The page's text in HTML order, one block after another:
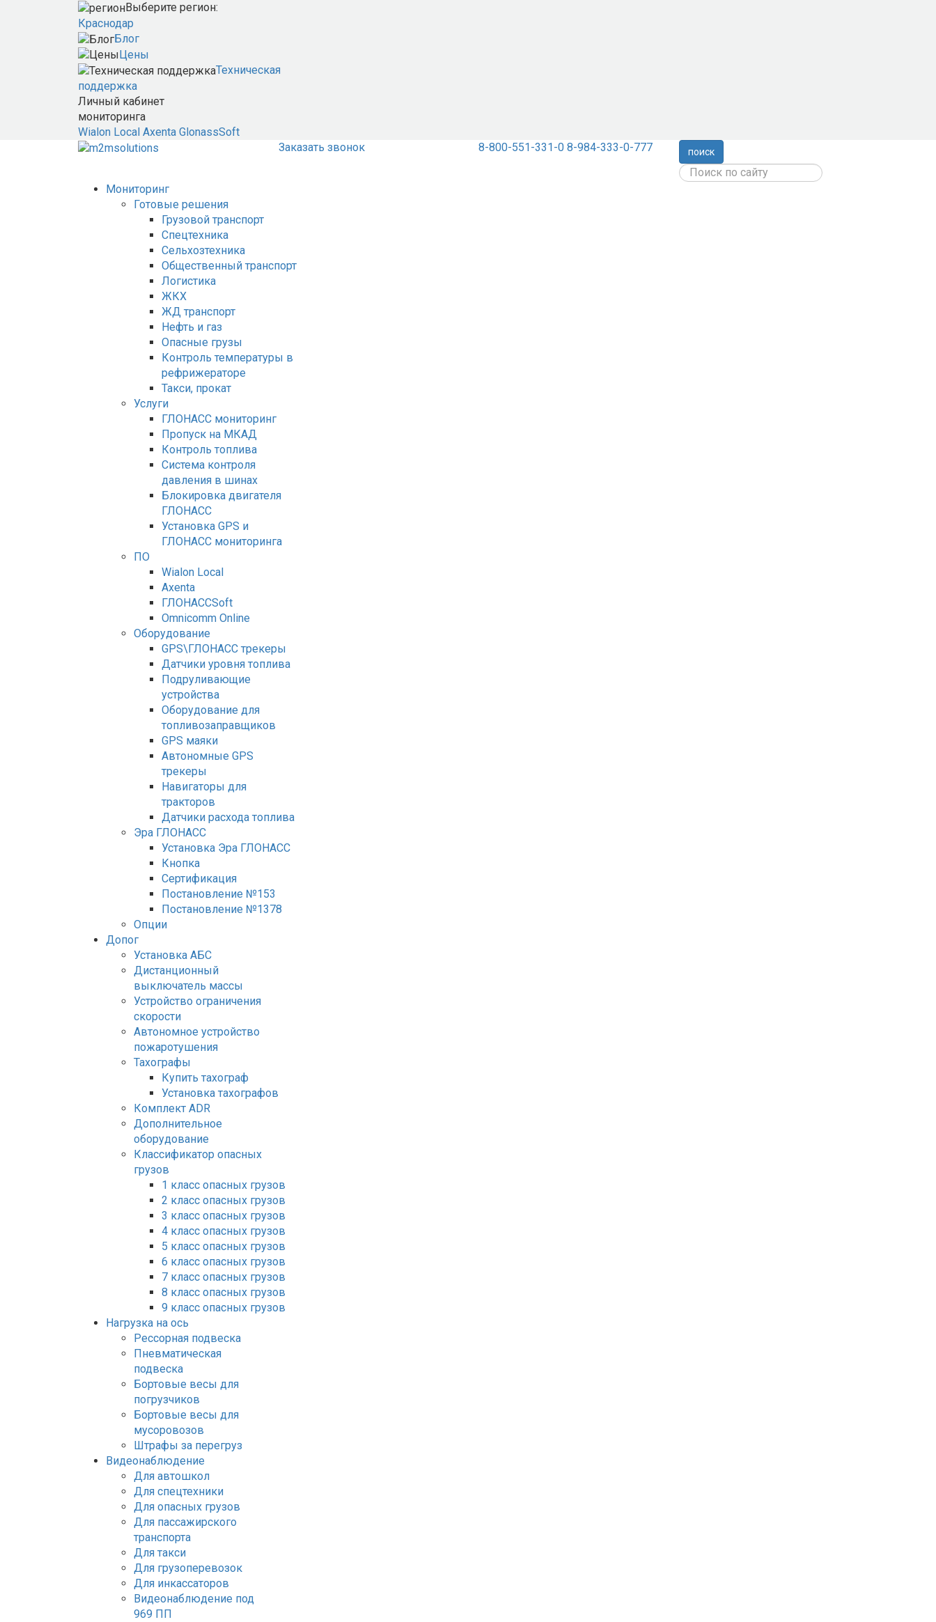
Выберите регион:
Краснодар
Блог
Цены
Техническая
поддержка
Личный кабинет
мониторинга
Wialon Local Axenta GlonassSoft
Заказать звонок
8-800-551-331-0 8-984-333-0-777 поиск
Мониторинг
Готовые решения
Грузовой транспорт
Спецтехника
Сельхозтехника
Общественный транспорт
Логистика
ЖКХ
ЖД транспорт
Нефть и газ
Опасные грузы
Контроль температуры в
рефрижераторе
Такси, прокат
Услуги
ГЛОНАСС мониторинг
Пропуск на МКАД
Контроль топлива
Система контроля
давления в шинах
Блокировка двигателя
ГЛОНАСС
Установка GPS и
ГЛОНАСС мониторинга
ПО
Wialon Local
Axenta
ГЛОНАССSoft
Оmnicomm Оnline
Оборудование
GPS\ГЛОНАСС трекеры
Датчики уровня топлива
Подруливающие
устройства
Оборудование для
топливозаправщиков
GPS маяки
Автономные GPS
трекеры
Навигаторы для
тракторов
Датчики расхода топлива
Эра ГЛОНАСС
Установка Эра ГЛОНАСС
Кнопка
Сертификация
Постановление №153
Постановление №1378
Опции
Допог
Установка АБС
Дистанционный
выключатель массы
Устройство ограничения
скорости
Автономное устройство
пожаротушения
Тахографы
Купить тахограф
Установка тахографов
Комплект ADR
Дополнительное
оборудование
Классификатор опасных
грузов
1 класс опасных грузов
2 класс опасных грузов
3 класс опасных грузов
4 класс опасных грузов
5 класс опасных грузов
6 класс опасных грузов
7 класс опасных грузов
8 класс опасных грузов
9 класс опасных грузов
Нагрузка на ось
Рессорная подвеска
Пневматическая
подвеска
Бортовые весы для
погрузчиков
Бортовые весы для
мусоровозов
Штрафы за перегруз
Видеонаблюдение
Для автошкол
Для спецтехники
Для опасных грузов
Для пассажирского
транспорта
Для такси
Для грузоперевозок
Для инкассаторов
Видеонаблюдение под
969 ПП